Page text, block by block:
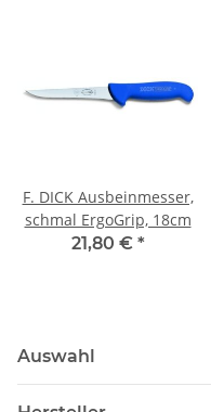
F. DICK Ausbeinmesser,
schmal ErgoGrip, 18cm
21,80 € *
Auswahl